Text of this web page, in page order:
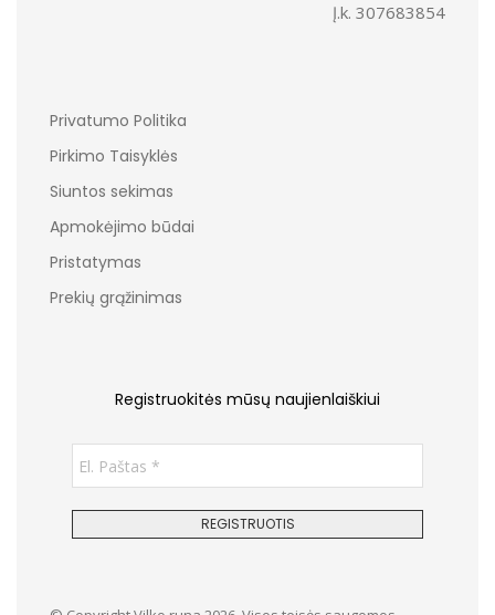
Į.k. 307683854
Privatumo Politika
Pirkimo Taisyklės
Siuntos sekimas
Apmokėjimo būdai
Pristatymas
Prekių grąžinimas
Registruokitės mūsų naujienlaiškiui